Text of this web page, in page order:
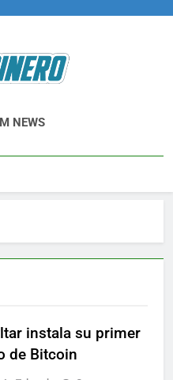
NEWS
instala su primer
de Bitcoin